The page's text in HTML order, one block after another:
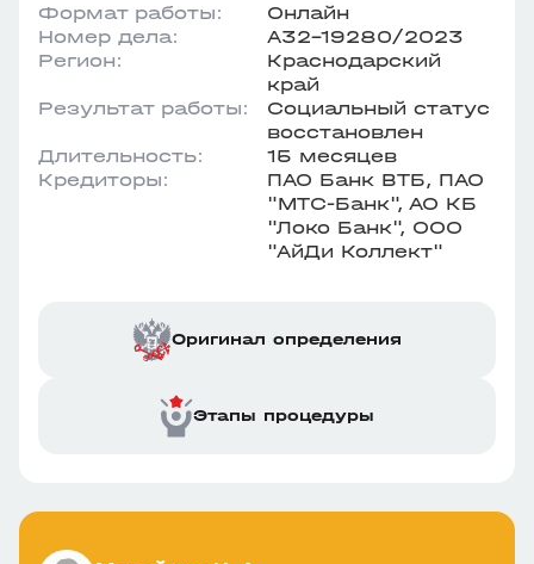
Формат работы:
Онлайн
Номер дела:
А32-19280/2023
Регион:
Краснодарский
край
Результат работы:
Социальный статус
восстановлен
Длительность:
15 месяцев
Кредиторы:
ПАО Банк ВТБ, ПАО
"МТС-Банк", АО КБ
"Локо Банк", ООО
"АйДи Коллект"
Оригинал определения
Этапы процедуры